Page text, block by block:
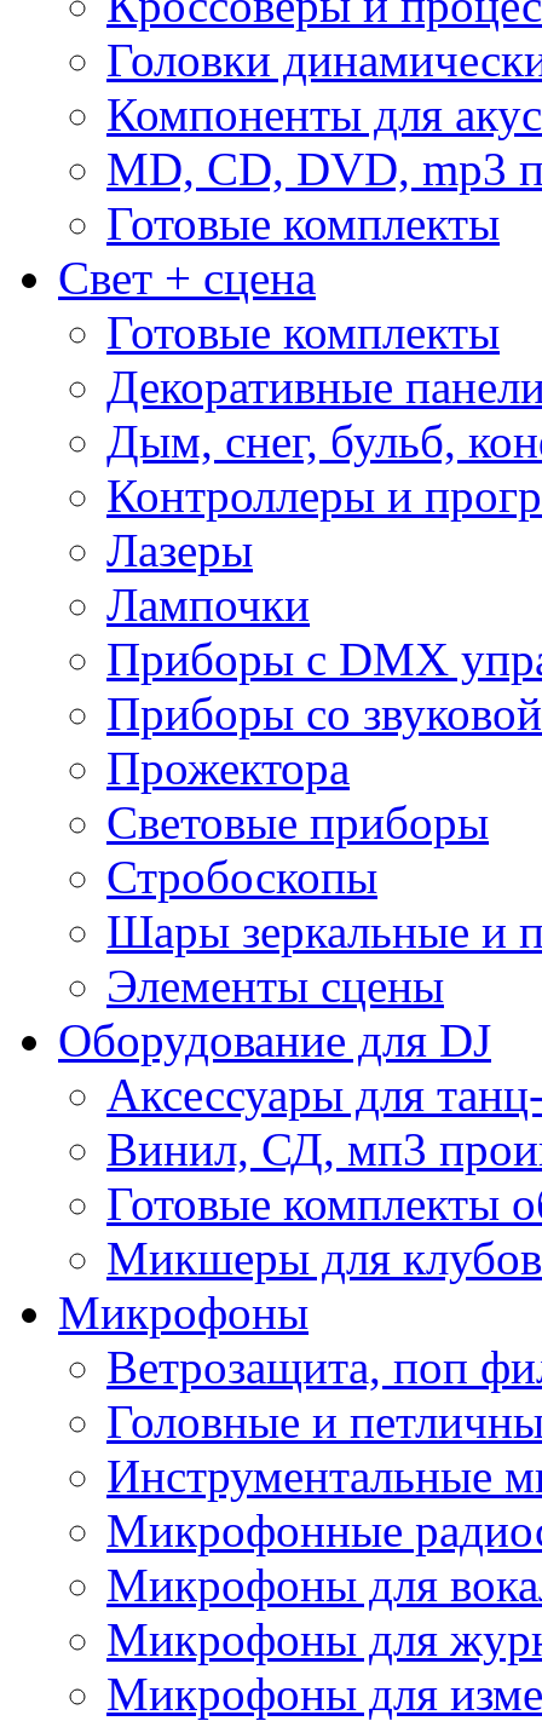
Головки
Компоненты для
MD, CD, DVD, mp3
Готовые комплекты
Свет + сцена
Готовые комплекты
Декоративные
Дым, снег, бульб,
Контроллеры и
Лазеры
Лампочки
Приборы с DMX
Приборы со
Прожектора
Световые приборы
Стробоскопы
Шары зеркальные и
Элементы сцены
Оборудование для DJ
Аксессуары для
Винил, СД, мп3
Готовые комплекты
Микшеры для клубов
Микрофоны
Ветрозащита, поп
Головные и
Инструментальные
Микрофонные
Микрофоны для
Микрофоны для
Микрофоны для